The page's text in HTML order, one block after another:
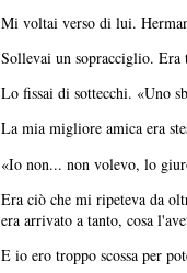
Mi voltai verso di lui.
Sollevai un sopracciglio. Era
Lo fissai di sottecchi. «Uno
La mia migliore amica era
«Io non... non volevo, lo
Era ciò che mi ripeteva da
era arrivato a tanto, cosa
E io ero troppo scossa per